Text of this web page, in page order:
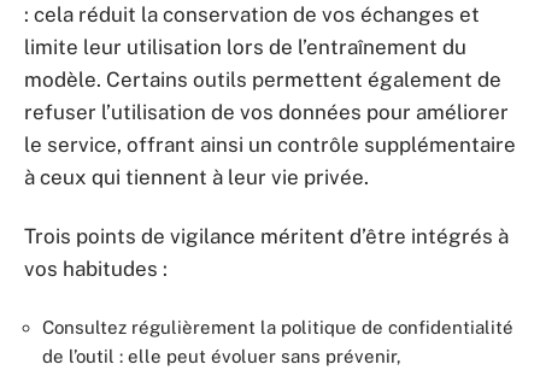
: cela réduit la conservation de vos échanges et
limite leur utilisation lors de l’entraînement du
modèle. Certains outils permettent également de
refuser l’utilisation de vos données pour améliorer
le service, offrant ainsi un contrôle supplémentaire
à ceux qui tiennent à leur vie privée.
Trois points de vigilance méritent d’être intégrés à
vos habitudes :
Consultez régulièrement la politique de confidentialité
de l’outil : elle peut évoluer sans prévenir,